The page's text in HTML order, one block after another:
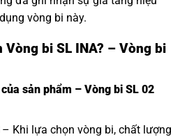
vòng bi này.
Vòng bi SL INA? – Vòng bi
sản phẩm – Vòng bi SL 02
Khi lựa chọn vòng bi, chất lượng